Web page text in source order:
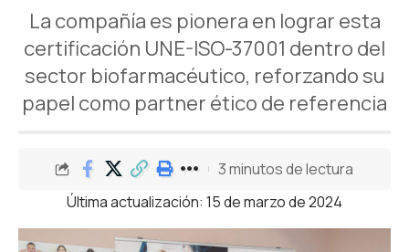
La compañía es pionera en lograr esta
certificación UNE-ISO-37001 dentro del
sector biofarmacéutico, reforzando su
papel como partner ético de referencia
Última actualización: 15 de marzo de 2024
3 minutos de lectura